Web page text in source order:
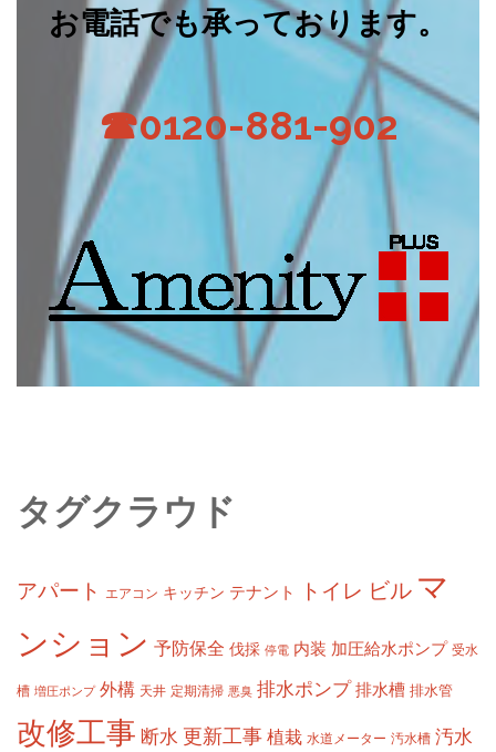
お電話でも承っております。
☎0120-881-902
タグクラウド
アパート エアコン キッチン テナント トイレ ビル マ
ンション 予防保全 伐採 停電 内装 加圧給水ポンプ 受水
槽 増圧ポンプ 外構 天井 定期清掃 悪臭 排水ポンプ 排水槽 排水管
改修工事 断水 更新工事 植栽 水道メーター 汚水槽 汚水